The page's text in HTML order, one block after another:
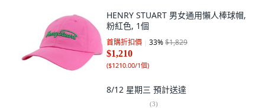
HENRY STUART 男女通用懶人棒球帽,
粉紅色, 1個
首購折扣價 33%$1,829
$1,210
($1210.00/1個)
8/12 星期三 預計送達
(3)